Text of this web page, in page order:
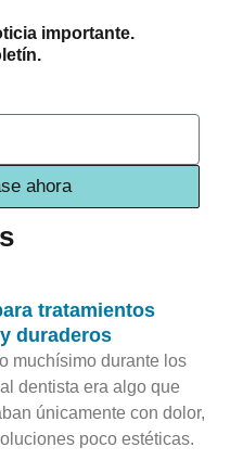
importante.
ahora
tratamientos
duraderos
muchísimo durante los
dentista era algo que
únicamente con dolor,
poco estéticas.